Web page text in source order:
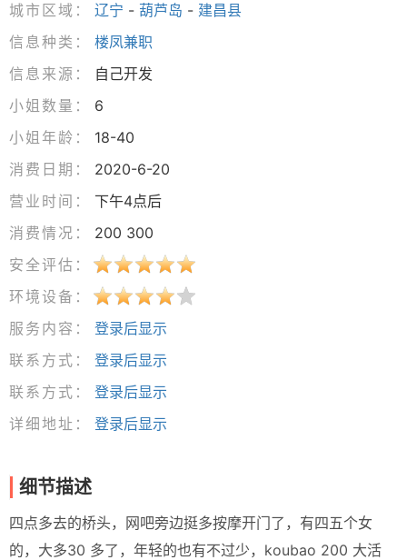
城市区域： 辽宁 - 葫芦岛 - 建昌县
信息种类：
楼凤兼职
信息来源：
自己开发
小姐数量：
6
小姐年龄：
18-40
消费日期：
2020-6-20
营业时间：
下午4点后
消费情况：
200 300
安全评估：
环境设备：
服务内容：
登录后显示
联系方式：
登录后显示
联系方式：
登录后显示
详细地址：
登录后显示
细节描述
四点多去的桥头，网吧旁边挺多按摩开门了，有四五个女
的，大多30 多了，年轻的也有不过少，koubao 200 大活